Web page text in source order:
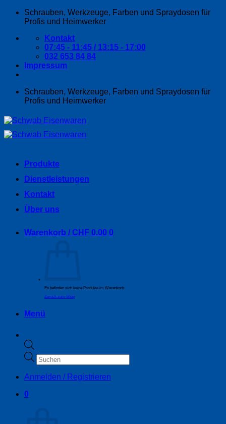
Zum
Schrauben, Werkzeuge, Farben und Spraydosen für
Profis und Heimwerker
Kontakt
07:45 - 11:45 / 13:15 - 17:00
032 653 84 84
Impressum
Schrauben, Werkzeuge, Farben und Spraydosen für
Profis und Heimwerker
Products
search
Anmelden / Registrieren
0
Produkte
Dienstleistungen
Kontakt
Über uns
Warenkorb / CHF 0.00 0
Es befinden sich keine Produkte im Warenkorb.
Zurück zum Shop
Menü